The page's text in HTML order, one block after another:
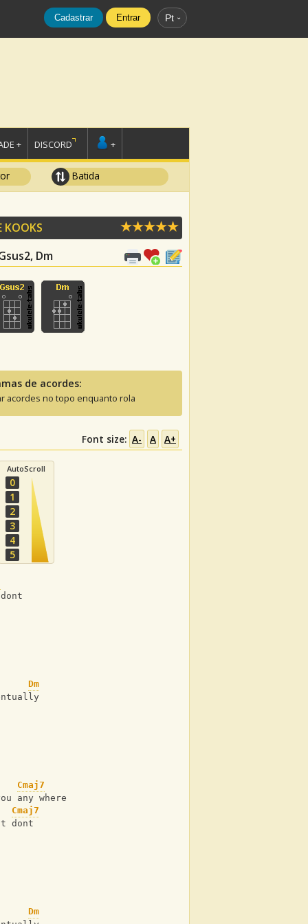
Cadastrar Entrar Pt
+ DISCORD +
Batida
KOOKS
Dm
de acordes:
acordes no topo enquanto rola
Font size: A- A A+
AutoScroll
0
1
2
3
4
5
Dm
Cmaj7
any where
Cmaj7
dont
Dm